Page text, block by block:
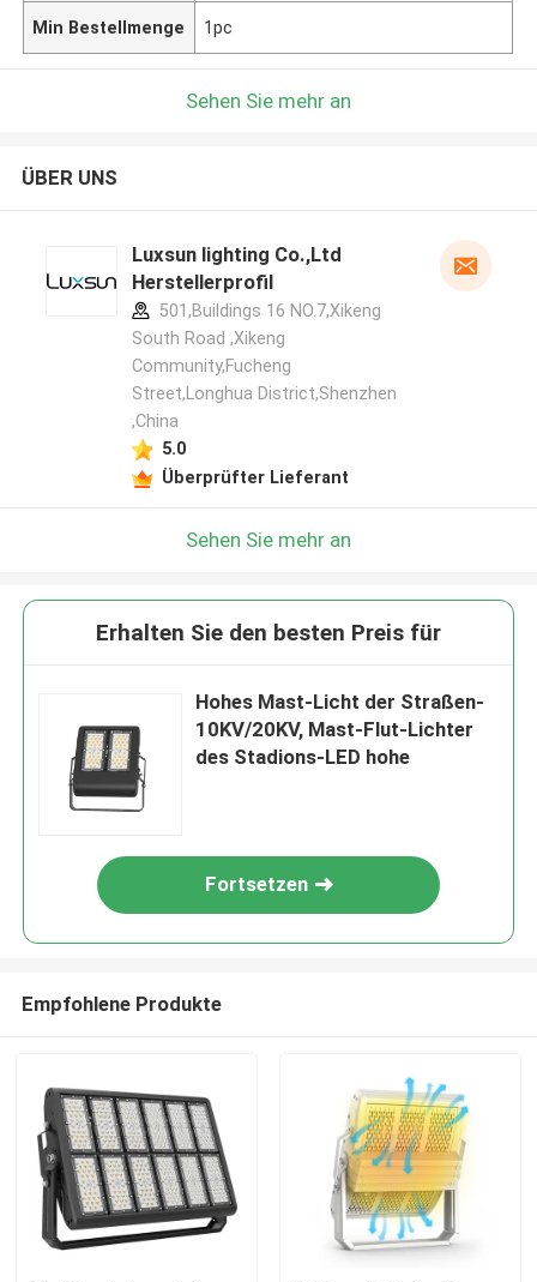
Min Bestellmenge 1pc
Sehen Sie mehr an
ÜBER UNS
Luxsun lighting Co.,Ltd
Herstellerprofil
501,Buildings 16 NO.7,Xikeng
South Road ,Xikeng
Community,Fucheng
Street,Longhua District,Shenzhen
,China
5.0
Überprüfter Lieferant
Sehen Sie mehr an
Erhalten Sie den besten Preis für
Hohes Mast-Licht der Straßen-
10KV/20KV, Mast-Flut-Lichter
des Stadions-LED hohe
Fortsetzen
Empfohlene Produkte